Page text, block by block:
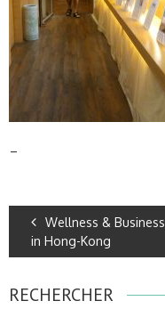
–
Wellness & Business
in Hong-Kong
RECHERCHER